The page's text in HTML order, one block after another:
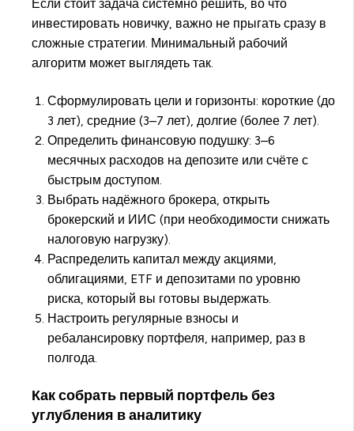
Если стоит задача системно решить, во что
инвестировать новичку, важно не прыгать сразу в
сложные стратегии. Минимальный рабочий
алгоритм может выглядеть так.
Сформулировать цели и горизонты: короткие (до
3 лет), средние (3–7 лет), долгие (более 7 лет).
Определить финансовую подушку: 3–6
месячных расходов на депозите или счёте с
быстрым доступом.
Выбрать надёжного брокера, открыть
брокерский и ИИС (при необходимости снижать
налоговую нагрузку).
Распределить капитал между акциями,
облигациями, ETF и депозитами по уровню
риска, который вы готовы выдержать.
Настроить регулярные взносы и
ребалансировку портфеля, например, раз в
полгода.
Как собрать первый портфель без
углубления в аналитику